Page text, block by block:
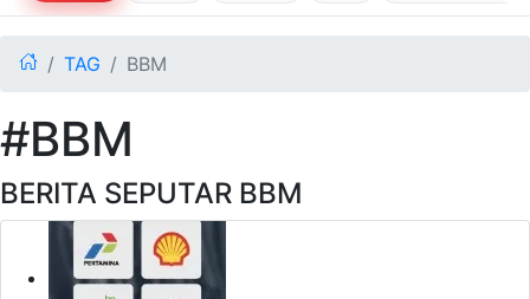
TAG BBM
#BBM
BERITA SEPUTAR BBM